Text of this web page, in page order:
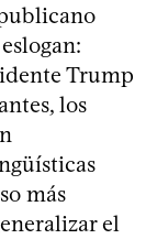
Trump
los
más
el